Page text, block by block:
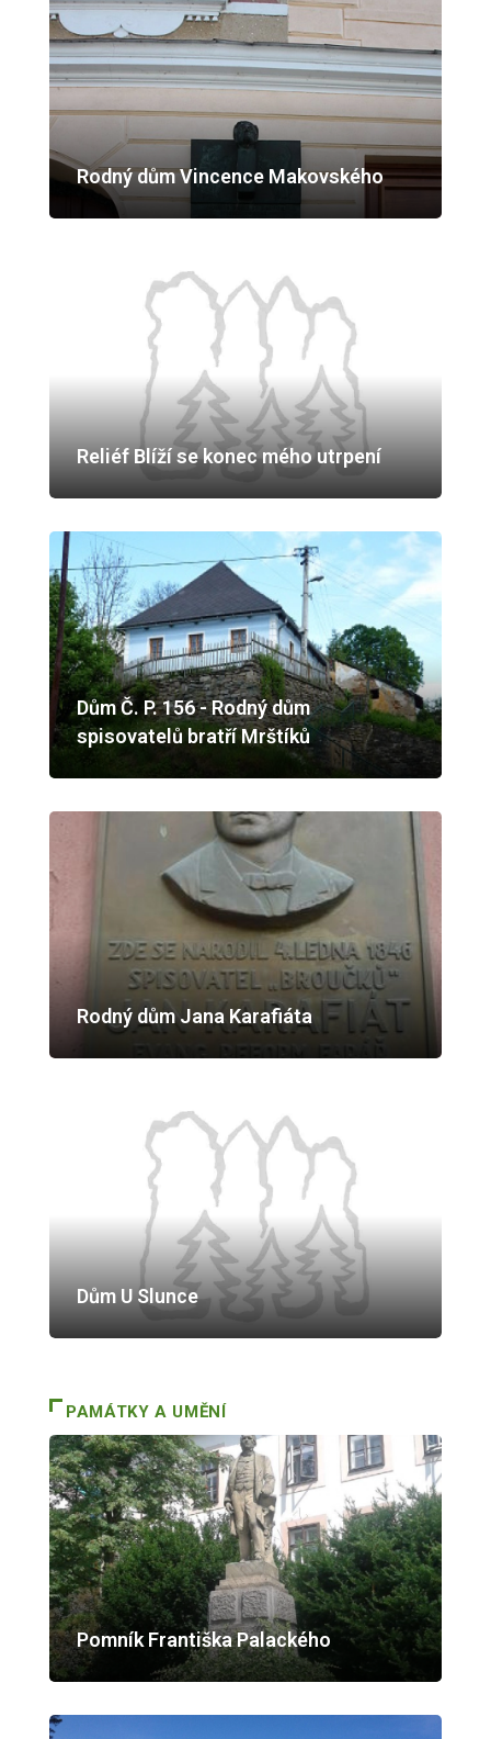
Rodný dům Vincence Makovského
Reliéf Blíží se konec mého utrpení
Dům Č. P. 156 - Rodný dům
spisovatelů bratří Mrštíků
Rodný dům Jana Karafiáta
Dům U Slunce
PAMÁTKY A UMĚNÍ
Pomník Františka Palackého